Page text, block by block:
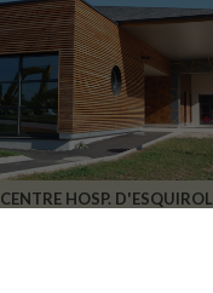
CENTRE HOSP. D'ESQUIROL